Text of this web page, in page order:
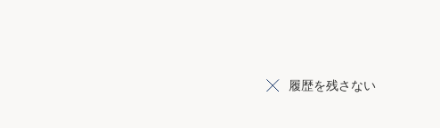
履歴を残さない